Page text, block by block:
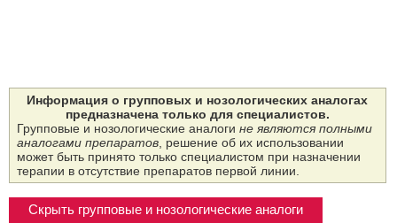
Информация о групповых и нозологических аналогах
предназначена только для специалистов.
Групповые и нозологические аналоги не являются полными
аналогами препаратов, решение об их использовании
может быть принято только специалистом при назначении
терапии в отсутствие препаратов первой линии.
Скрыть групповые и нозологические аналоги